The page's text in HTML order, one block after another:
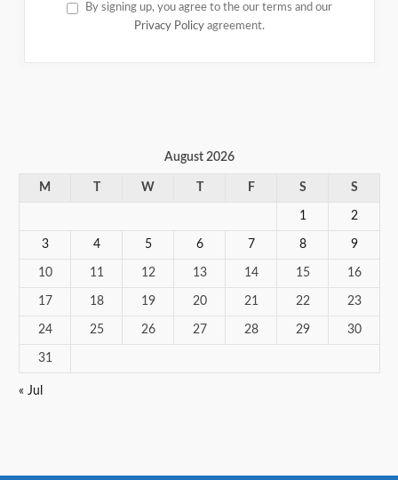
By signing up, you agree to the our terms and our
Privacy Policy agreement.
August 2026
M W F S S
1 2
3 4 5 6 7 8 9
10 11 12 13 14 15 16
17 18 19 20 21 22 23
24 25 26 27 28 29 30
31
« Jul